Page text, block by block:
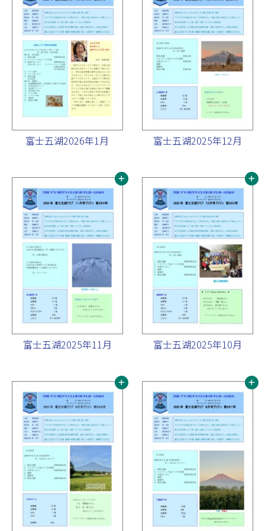
富士五湖2026年1月 富士五湖2025年12月
富士五湖2025年11月 富士五湖2025年10月